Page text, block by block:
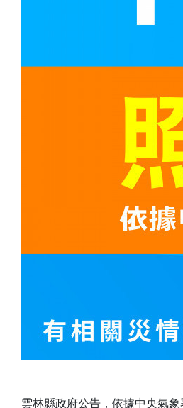
雲林縣政府公告，依據中央氣